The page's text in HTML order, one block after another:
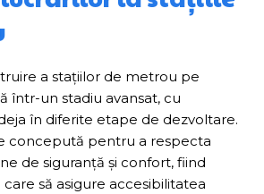
a stațiilor de metrou pe
într-un stadiu avansat, cu
în diferite etape de dezvoltare.
concepută pentru a respecta
de siguranță și confort, fiind
să asigure accesibilitatea